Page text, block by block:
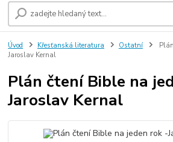
Úvod Křesťanská literatura Ostatní
Jaroslav Kernal
Plán čtení Bible na
Jaroslav Kernal